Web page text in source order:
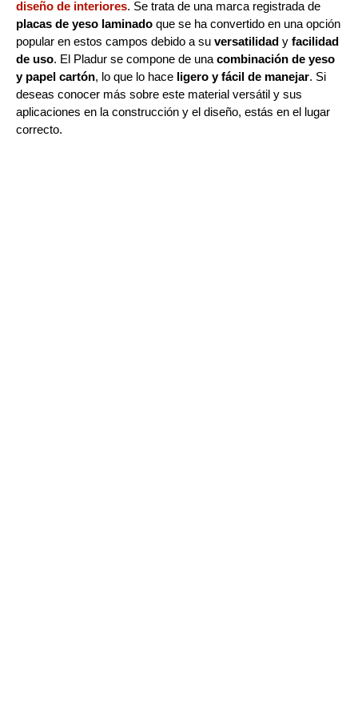
diseño de interiores. Se trata de una marca registrada de
placas de yeso laminado que se ha convertido en una opción
popular en estos campos debido a su versatilidad y facilidad
de uso. El Pladur se compone de una combinación de yeso
y papel cartón, lo que lo hace ligero y fácil de manejar. Si
deseas conocer más sobre este material versátil y sus
aplicaciones en la construcción y el diseño, estás en el lugar
correcto.